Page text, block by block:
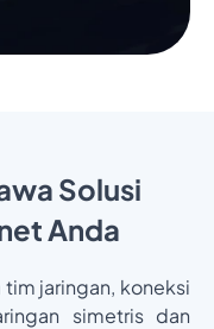
Solusi
Anda
jaringan, koneksi
simetris dan